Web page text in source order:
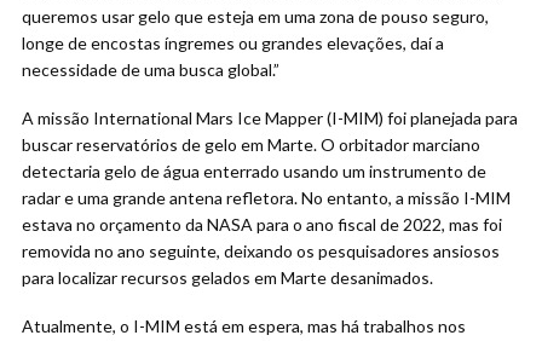
queremos usar gelo que esteja em uma zona de pouso seguro,
longe de encostas íngremes ou grandes elevações, daí a
necessidade de uma busca global.”
A missão International Mars Ice Mapper (I-MIM) foi planejada para
buscar reservatórios de gelo em Marte. O orbitador marciano
detectaria gelo de água enterrado usando um instrumento de
radar e uma grande antena refletora. No entanto, a missão I-MIM
estava no orçamento da NASA para o ano fiscal de 2022, mas foi
removida no ano seguinte, deixando os pesquisadores ansiosos
para localizar recursos gelados em Marte desanimados.
Atualmente, o I-MIM está em espera, mas há trabalhos nos